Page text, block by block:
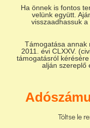
Ha önnek is fontos
velünk együtt.
visszaadhassuk
Támogatása annak
2011. évi CLXXV.
támogatásról
alján szereplő
Töltse le